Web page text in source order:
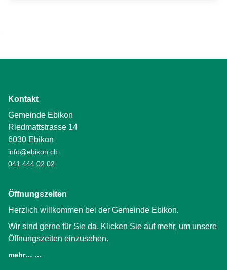
Kontakt
Gemeinde Ebikon
Riedmattstrasse 14
6030 Ebikon
info@ebikon.ch
041 444 02 02
Öffnungszeiten
Herzlich willkommen bei der Gemeinde Ebikon.
Wir sind gerne für Sie da. Klicken Sie auf mehr, um unsere
Öffnungszeiten einzusehen.
mehr… …